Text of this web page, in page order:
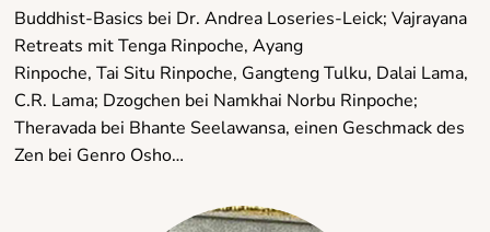
Buddhist-Basics bei Dr. Andrea Loseries-Leick; Vajrayana
Retreats mit Tenga Rinpoche, Ayang
Rinpoche, Tai Situ Rinpoche, Gangteng Tulku, Dalai Lama,
C.R. Lama; Dzogchen bei Namkhai Norbu Rinpoche;
Theravada bei Bhante Seelawansa, einen Geschmack des
Zen bei Genro Osho…